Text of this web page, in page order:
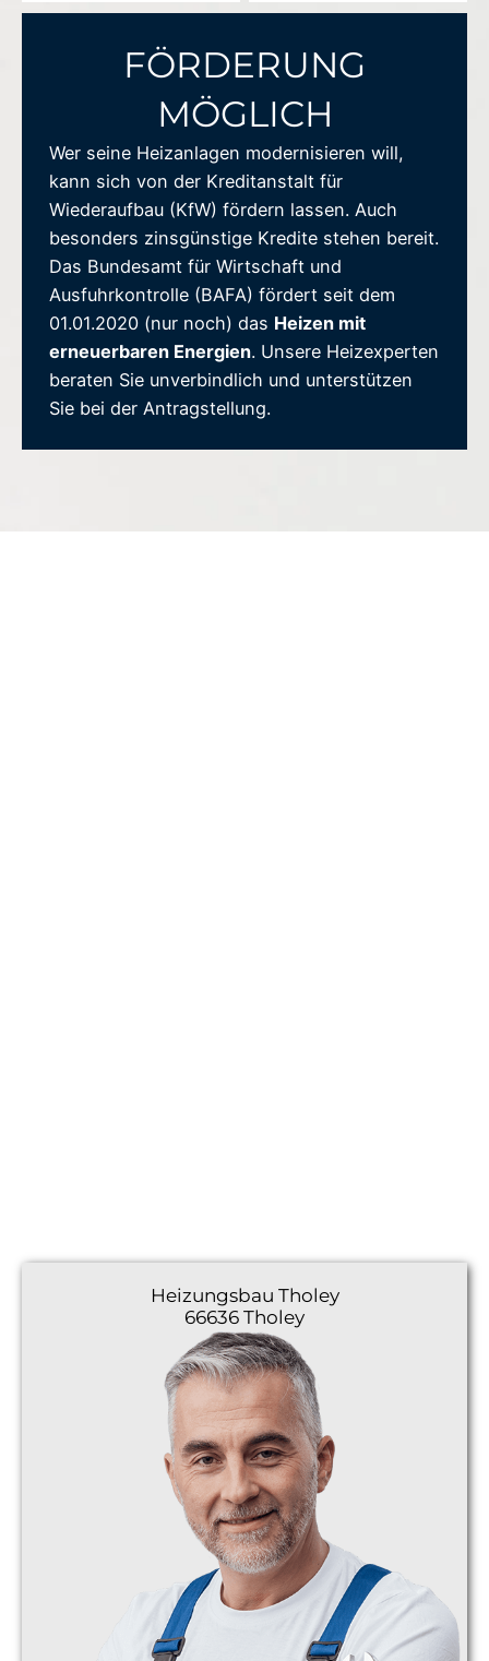
FÖRDERUNG
MÖGLICH
Wer seine Heizanlagen modernisieren will,
kann sich von der Kreditanstalt für
Wiederaufbau (KfW) fördern lassen. Auch
besonders zinsgünstige Kredite stehen bereit.
Das Bundesamt für Wirtschaft und
Ausfuhrkontrolle (BAFA) fördert seit dem
01.01.2020 (nur noch) das Heizen mit
erneuerbaren Energien. Unsere Heizexperten
beraten Sie unverbindlich und unterstützen
Sie bei der Antragstellung.
Heizungsbau Tholey
66636 Tholey